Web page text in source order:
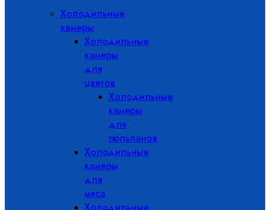
Холодильные
камеры
Холодильные
камеры
для
цветов
Холодильные
камеры
для
тюльпанов
Холодильные
камеры
для
мяса